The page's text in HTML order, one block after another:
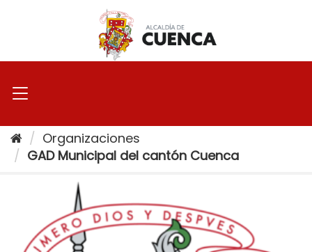
Organizaciones
GAD Municipal del cantón Cuenca